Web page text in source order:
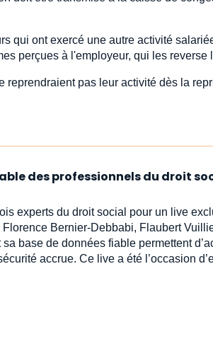
qui ont exercé une autre activité
perçues à l'employeur, qui les reverse
reprendraient pas leur activité dès la
des professionnels du droit
experts du droit social pour un live
Bernier-Debbabi, Flaubert
base de données fiable permettent
accrue. Ce live a été l’occasion